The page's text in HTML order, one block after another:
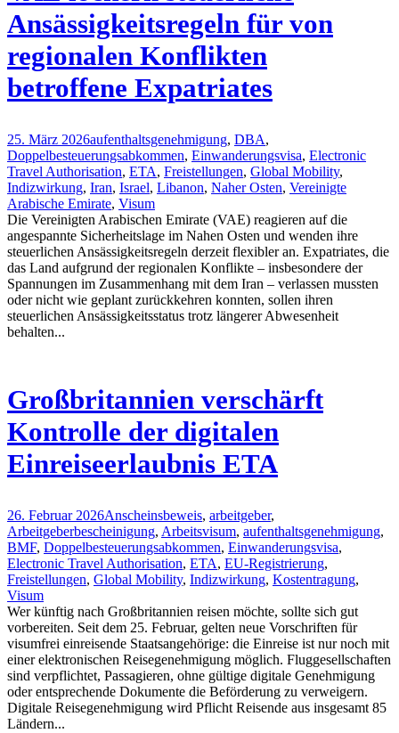
Ansässigkeitsregeln für von
regionalen Konflikten
betroffene Expatriates
25. März 2026aufenthaltsgenehmigung, DBA,
Doppelbesteuerungsabkommen, Einwanderungsvisa, Electronic
Travel Authorisation, ETA, Freistellungen, Global Mobility,
Indizwirkung, Iran, Israel, Libanon, Naher Osten, Vereinigte
Arabische Emirate, Visum
Die Vereinigten Arabischen Emirate (VAE) reagieren auf die
angespannte Sicherheitslage im Nahen Osten und wenden ihre
steuerlichen Ansässigkeitsregeln derzeit flexibler an. Expatriates, die
das Land aufgrund der regionalen Konflikte – insbesondere der
Spannungen im Zusammenhang mit dem Iran – verlassen mussten
oder nicht wie geplant zurückkehren konnten, sollen ihren
steuerlichen Ansässigkeitsstatus trotz längerer Abwesenheit
behalten...
Großbritannien verschärft
Kontrolle der digitalen
Einreiseerlaubnis ETA
26. Februar 2026Anscheinsbeweis, arbeitgeber,
Arbeitgeberbescheinigung, Arbeitsvisum, aufenthaltsgenehmigung,
BMF, Doppelbesteuerungsabkommen, Einwanderungsvisa,
Electronic Travel Authorisation, ETA, EU-Registrierung,
Freistellungen, Global Mobility, Indizwirkung, Kostentragung,
Visum
Wer künftig nach Großbritannien reisen möchte, sollte sich gut
vorbereiten. Seit dem 25. Februar, gelten neue Vorschriften für
visumfrei einreisende Staatsangehörige: die Einreise ist nur noch mit
einer elektronischen Reisegenehmigung möglich. Fluggesellschaften
sind verpflichtet, Passagieren, ohne gültige digitale Genehmigung
oder entsprechende Dokumente die Beförderung zu verweigern.
Digitale Reisegenehmigung wird Pflicht Reisende aus insgesamt 85
Ländern...